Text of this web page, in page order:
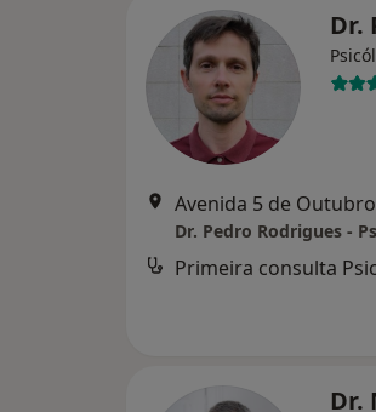
Dr.
Avenida 5 de
Primeira consulta
Dr.